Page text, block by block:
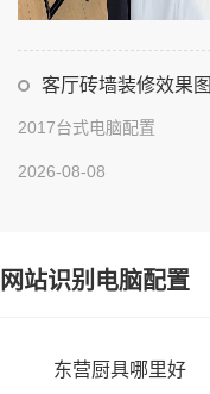
客厅砖墙装修效果图
2017台式电脑配置
2026-08-08
网站识别电脑配置
东营厨具哪里好